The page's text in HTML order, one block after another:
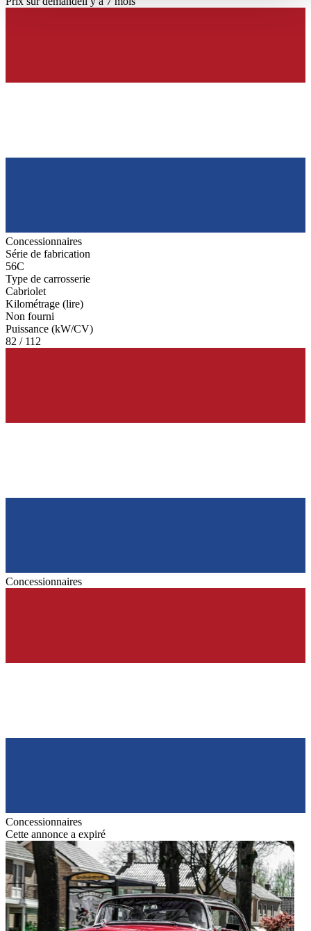
haben oder die sie im Rahmen Ihrer Nutzung der Dienste
Concessionnaires
Série de fabrication
56C
Type de carrosserie
Cabriolet
Kilométrage (lire)
Non fourni
Puissance (kW/CV)
82 / 112
Concessionnaires
Concessionnaires
Cette annonce a expiré